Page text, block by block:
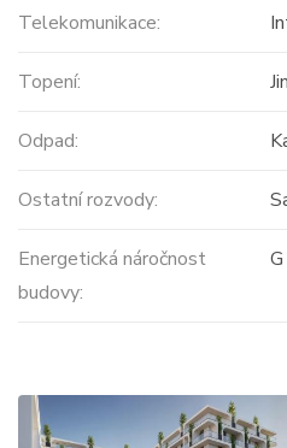
Telekomunikace:
Topení:
Odpad:
Ostatní rozvody:
Energetická náročnost
budovy: